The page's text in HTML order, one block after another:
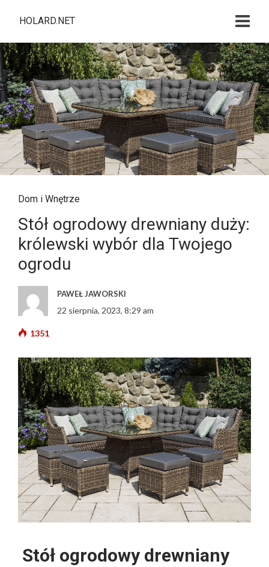
HOLARD.NET
Dom i Wnętrze
Stół ogrodowy drewniany duży:
królewski wybór dla Twojego
ogrodu
PAWEŁ JAWORSKI
22 sierpnia, 2023, 8:29 am
1351
Stół ogrodowy drewniany